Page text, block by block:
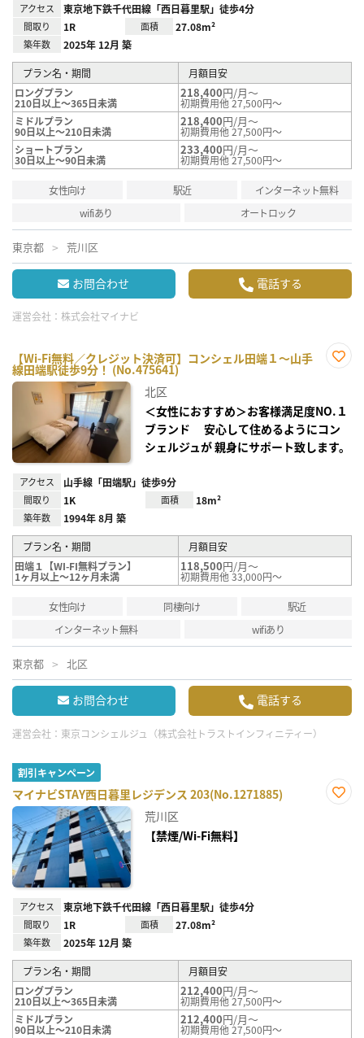
アクセス 東京地下鉄千代田線「西日暮里駅」徒歩4分
間取り 1R 面積 27.08m²
築年数 2025年 12月 築
プラン名・期間
月額目安
ロングプラン
210日以上～365日未満
218,400円/月～
初期費用他 27,500円～
ミドルプラン
90日以上～210日未満
218,400円/月～
初期費用他 27,500円～
ショートプラン
30日以上～90日未満
233,400円/月～
初期費用他 27,500円～
女性向け 駅近
インターネット無料
wifiあり
オートロック
東京都 荒川区
お問合わせ 電話する
運営会社： 株式会社マイナビ
【Wi-Fi無料／クレジット決済可】コンシェル田端１～山手
線田端駅徒歩9分！ (No.475641)
録
北区
＜女性におすすめ＞お客様満足度NO.１
ブランド 安心して住めるようにコン
シェルジュが 親身にサポート致します。
アクセス 山手線「田端駅」徒歩9分
間取り 1K 面積 18m²
築年数 1994年 8月 築
プラン名・期間
月額目安
田端１【WI-FI無料プラン】
1ヶ月以上～12ヶ月未満
118,500円/月～
初期費用他 33,000円～
女性向け 同棲向け
駅近
インターネット無料
wifiあり
東京都 北区
お問合わせ 電話する
運営会社： 東京コンシェルジュ（株式会社トラストインフィニティー）
割引キャンペーン
マイナビSTAY西日暮里レジデンス 203(No.1271885)
荒川区
【禁煙/Wi-Fi無料】
アクセス 東京地下鉄千代田線「西日暮里駅」徒歩4分
間取り 1R 面積 27.08m²
築年数 2025年 12月 築
プラン名・期間
月額目安
ロングプラン
210日以上～365日未満
212,400円/月～
初期費用他 27,500円～
ミドルプラン
90日以上～210日未満
212,400円/月～
初期費用他 27,500円～